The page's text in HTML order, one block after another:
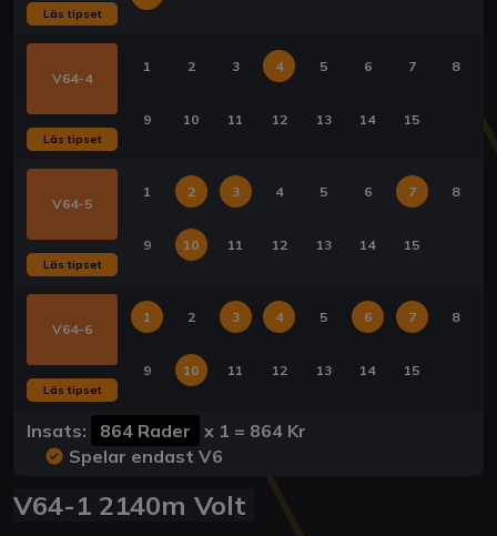
Läs tipset
V64-4
Läs tipset
1 2 3 4 5 6 7 8
9 10 11 12 13 14 15
V64-5
Läs tipset
1 2 3 4 5 6 7 8
9 10 11 12 13 14 15
V64-6
Läs tipset
1 2 3 4 5 6 7 8
9 10 11 12 13 14 15
Insats: 864 Rader x 1 = 864 Kr
Spelar endast V6
V64-1 2140m Volt